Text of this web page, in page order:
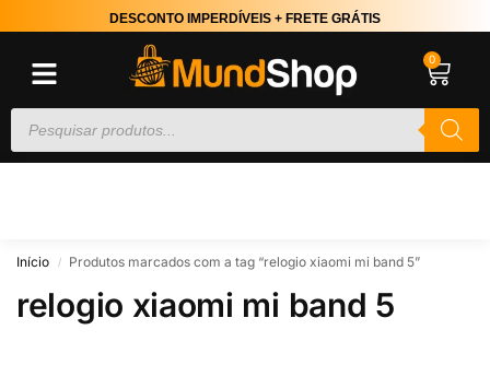
DESCONTO IMPERDÍVEIS + FRETE GRÁTIS
0
Início / Produtos marcados com a tag “relogio xiaomi mi band 5”
relogio xiaomi mi band 5